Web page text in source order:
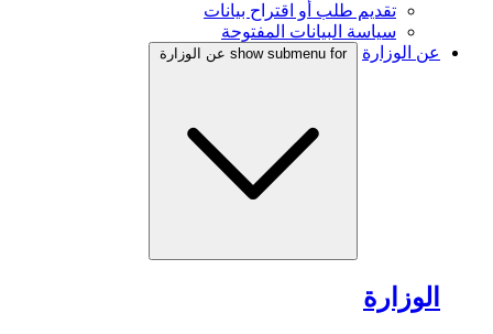
تقديم طلب أو اقتراح بيانات
سياسة البيانات المفتوحة
عن الوزارة
show submenu for عن الوزارة
الوزارة